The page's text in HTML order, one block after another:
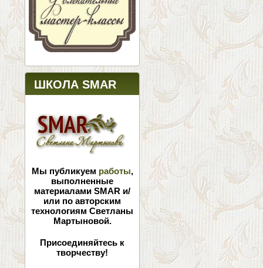
ШКОЛА SMAR
Мы публикуем работы,
выполненные
материалами SMAR и/
или по авторским
технологиям Светланы
Мартыновой.
Присоединяйтесь к
творчеству!